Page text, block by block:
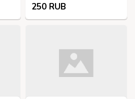
250 RUB